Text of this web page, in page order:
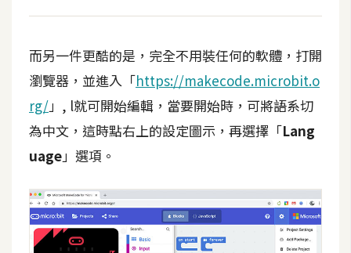
J
v
a
c
r
i
t
U
而另一件更酷的是，完全不用裝任何的軟體，打開
瀏覽器，並進入「https://makecode.microbit.o
rg/」, l就可開始編輯，當要開始時，可將語系切
為中文，這時點右上的設定圖示，再選擇「Lang
uage」選項。